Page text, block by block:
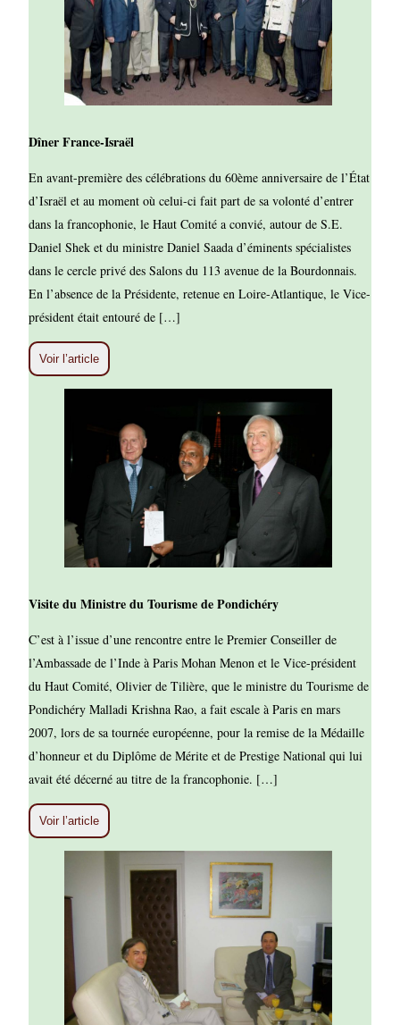
Dîner France-Israël
En avant-première des célébrations du 60ème anniversaire de l’État
d’Israël et au moment où celui-ci fait part de sa volonté d’entrer
dans la francophonie, le Haut Comité a convié, autour de S.E.
Daniel Shek et du ministre Daniel Saada d’éminents spécialistes
dans le cercle privé des Salons du 113 avenue de la Bourdonnais.
En l’absence de la Présidente, retenue en Loire-Atlantique, le Vice-
président était entouré de […]
Voir l’article
Visite du Ministre du Tourisme de Pondichéry
C’est à l’issue d’une rencontre entre le Premier Conseiller de
l’Ambassade de l’Inde à Paris Mohan Menon et le Vice-président
du Haut Comité, Olivier de Tilière, que le ministre du Tourisme de
Pondichéry Malladi Krishna Rao, a fait escale à Paris en mars
2007, lors de sa tournée européenne, pour la remise de la Médaille
d’honneur et du Diplôme de Mérite et de Prestige National qui lui
avait été décerné au titre de la francophonie. […]
Voir l’article